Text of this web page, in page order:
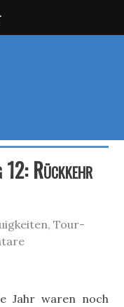
Rückkehr
,Tour-
Jahr waren noch